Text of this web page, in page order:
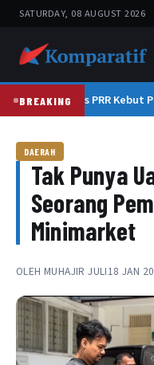
SATURDAY, 08 AUGUST 2026
BREAKINGSatgas PRR Kebut
DAERAH
Tak Punya
Seorang
Minimarket
OLEH MUHAJIR JULI18 JAN